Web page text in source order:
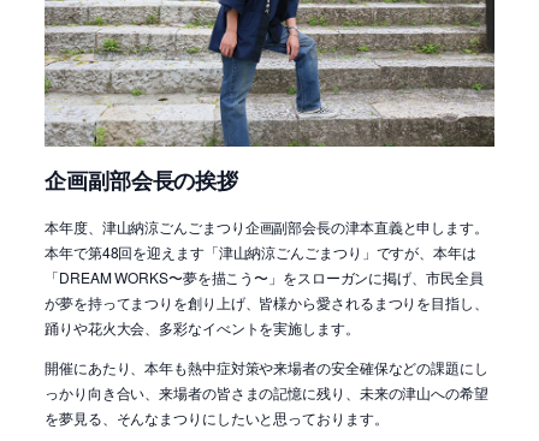
企画副部会長の挨拶
本年度、津山納涼ごんごまつり企画副部会長の津本直義と申します。
本年で第48回を迎えます「津山納涼ごんごまつり」ですが、本年は
「DREAM WORKS〜夢を描こう〜」をスローガンに掲げ、市民全員
が夢を持ってまつりを創り上げ、皆様から愛されるまつりを目指し、
踊りや花火大会、多彩なイべントを実施します。
開催にあたり、本年も熱中症対策や来場者の安全確保などの課題にし
っかり向き合い、来場者の皆さまの記憶に残り、未来の津山への希望
を夢見る、そんなまつりにしたいと思っております。